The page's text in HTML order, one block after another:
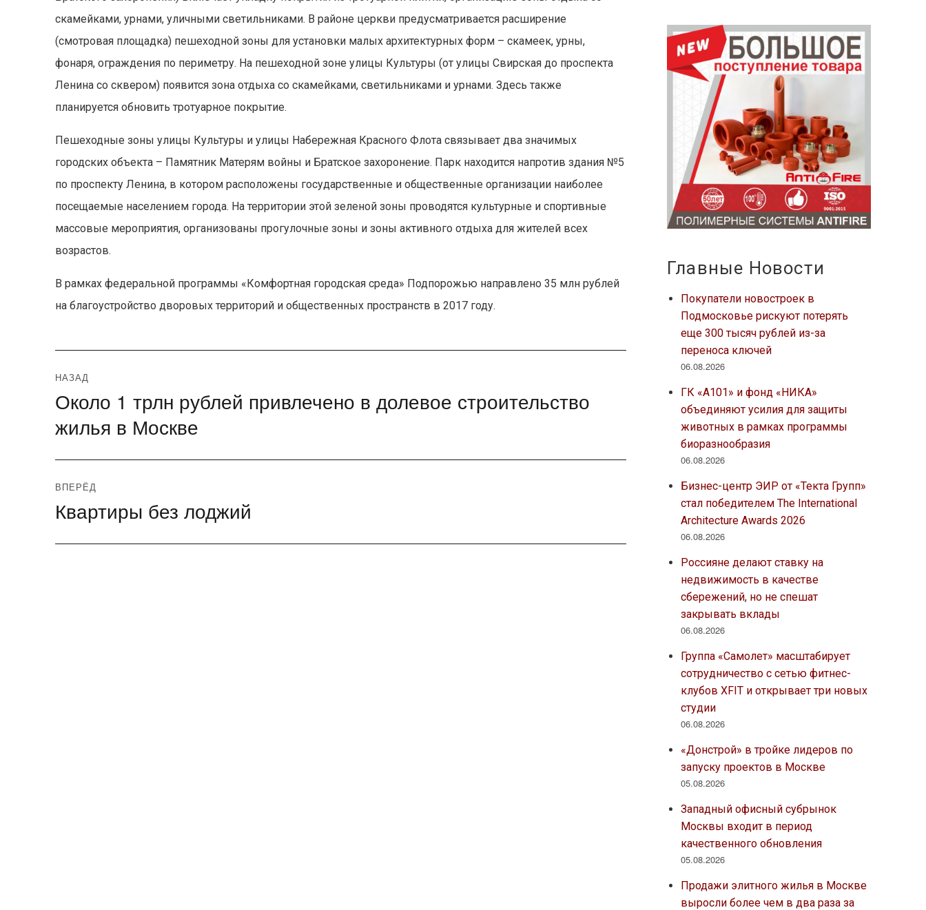
скамейками, урнами, уличными светильниками. В районе церкви предусматривается расширение
(смотровая площадка) пешеходной зоны для установки малых архитектурных форм – скамеек, урны,
фонаря, ограждения по периметру. На пешеходной зоне улицы Культуры (от улицы Свирская до проспекта
Ленина со сквером) появится зона отдыха со скамейками, светильниками и урнами. Здесь также
планируется обновить тротуарное покрытие.
Пешеходные зоны улицы Культуры и улицы Набережная Красного Флота связывает два значимых
городских объекта – Памятник Матерям войны и Братское захоронение. Парк находится напротив здания №5
по проспекту Ленина, в котором расположены государственные и общественные организации наиболее
посещаемые населением города. На территории этой зеленой зоны проводятся культурные и спортивные
массовые мероприятия, организованы прогулочные зоны и зоны активного отдыха для жителей всех
возрастов.
В рамках федеральной программы «Комфортная городская среда» Подпорожью направлено 35 млн рублей
на благоустройство дворовых территорий и общественных пространств в 2017 году.
Навигация
по
записям
НАЗАД
Предыдущая
Около 1 трлн рублей привлечено в долевое строительство
жилья в Москве
ВПЕРЁД
Следующая
запись:
Квартиры без лоджий
Главные Новости
Покупатели новостроек в
Подмосковье рискуют потерять
еще 300 тысяч рублей из-за
переноса ключей
06.08.2026
ГК «А101» и фонд «НИКА»
объединяют усилия для защиты
животных в рамках программы
биоразнообразия
06.08.2026
Бизнес-центр ЭИР от «Текта Групп»
стал победителем The International
Architecture Awards 2026
06.08.2026
Россияне делают ставку на
недвижимость в качестве
сбережений, но не спешат
закрывать вклады
06.08.2026
Группа «Самолет» масштабирует
сотрудничество с сетью фитнес-
клубов XFIT и открывает три новых
студии
06.08.2026
«Донстрой» в тройке лидеров по
запуску проектов в Москве
05.08.2026
Западный офисный субрынок
Москвы входит в период
качественного обновления
05.08.2026
Продажи элитного жилья в Москве
выросли более чем в два раза за